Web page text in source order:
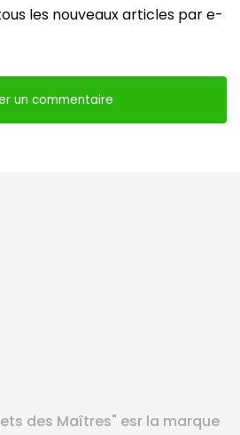
les nouveaux articles par e-
des Maîtres" esr la marque